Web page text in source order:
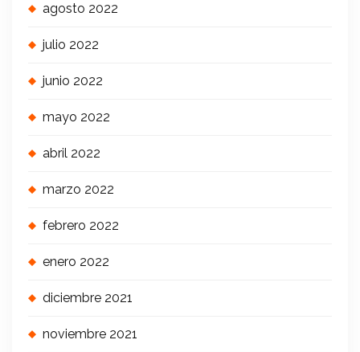
agosto 2022
julio 2022
junio 2022
mayo 2022
abril 2022
marzo 2022
febrero 2022
enero 2022
diciembre 2021
noviembre 2021